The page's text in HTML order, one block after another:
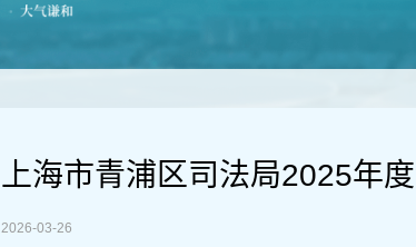
上海市青浦区司法局2025年
2026-03-26